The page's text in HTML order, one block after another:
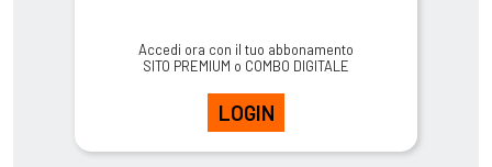
Accedi ora con il tuo abbonamento
SITO PREMIUM o COMBO DIGITALE
LOGIN